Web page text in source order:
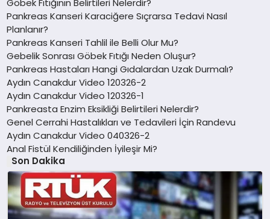
Pankreas Kanseri Karaciğere Sıçrarsa Tedavi Nasıl
Planlanır?
Pankreas Kanseri Tahlil ile Belli Olur Mu?
Gebelik Sonrası Göbek Fıtığı Neden Oluşur?
Pankreas Hastaları Hangi Gıdalardan Uzak Durmalı?
Aydın Canakdur Video 120326-2
Aydın Canakdur Video 120326-1
Pankreasta Enzim Eksikliği Belirtileri Nelerdir?
Genel Cerrahi Hastalıkları ve Tedavileri İçin Randevu
Aydın Canakdur Video 040326-2
Anal Fistül Kendiliğinden İyileşir Mi?
Son Dakika